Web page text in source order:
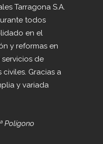
Tarragona S.A.
todos
en el
y reformas en
de
Gracias a
y variada
Polígono